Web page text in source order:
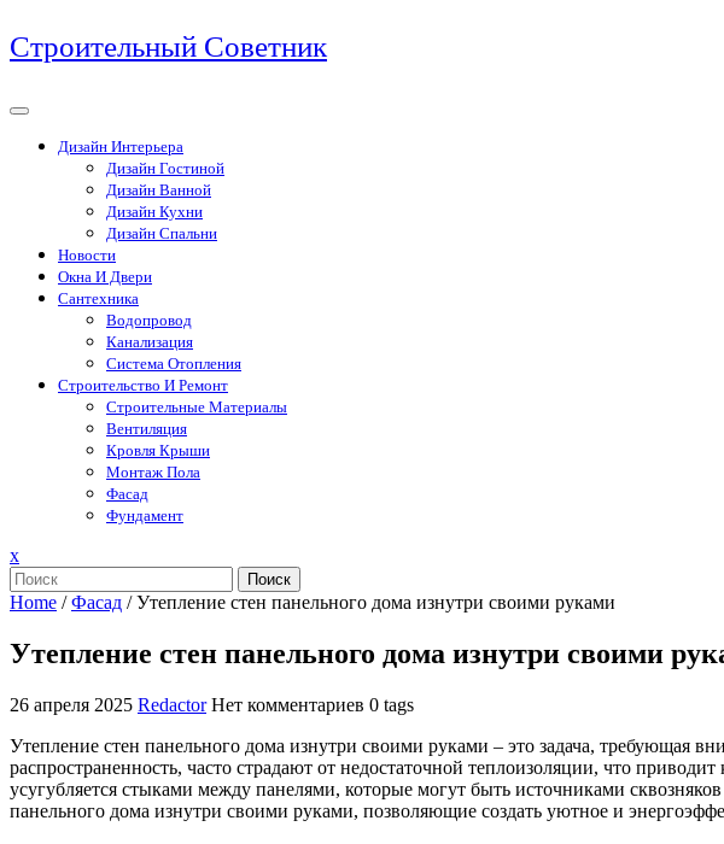
Перейти
к
Строительный Советник
Дизайн Интерьера
Дизайн Гостиной
Дизайн Ванной
Дизайн Кухни
Дизайн Спальни
Новости
Окна И Двери
Сантехника
Водопровод
Канализация
Система Отопления
Строительство И Ремонт
Строительные Материалы
Вентиляция
Кровля Крыши
Монтаж Пола
Фасад
Фундамент
xЗакрыть
меню
Поиск
Home /Фасад /Утепление стен панельного дома изнутри своими руками
Утепление стен панельного дома изнутри своими
26 апреля 2025 Redactor Нет комментариев 0 tags
Утепление стен панельного дома изнутри своими руками – это задача, требующая
распространенность, часто страдают от недостаточной теплоизоляции, что
усугубляется стыками между панелями, которые могут быть источниками
панельного дома изнутри своими руками, позволяющие создать уютное и